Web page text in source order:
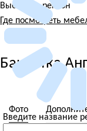
Введите название
Выберите регион
Где посмотреть
Банкетка
Фото